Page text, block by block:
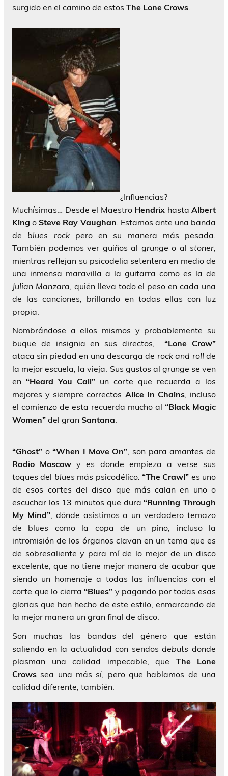
surgido en el camino de estos The Lone Crows
¿Influencias?
Muchísimas… Desde el Maestro Hendrix hasta Albert
King oSteve Ray Vaughan. Estamos ante una banda
de blues rock pero en su manera más pesada.
También podemos ver guiños al grunge o al stoner,
mientras reflejan su psicodelia setentera en medio de
una inmensa maravilla a la guitarra como es la de
Julian Manzara, quién lleva todo el peso en cada una
de las canciones, brillando en todas ellas con luz
propia.
Nombrándose a ellos mismos y probablemente su
buque de insignia en sus directos,“Lone Crow”
ataca sin piedad en una descarga de rock and rollde
la mejor escuela, la vieja. Sus gustos al grunge se ven
en “Heard You Call” un corte que recuerda a los
mejores y siempre correctos Alice In Chains, incluso
el comienzo de esta recuerda mucho al “Black Magic
Women” del gran Santana.
“Ghost” o“When I Move On”, son para amantes de
Radio Moscow y es donde empieza a verse sus
toques del blues más psicodélico. “The Crawl” es uno
de esos cortes del disco que más calan en uno o
escuchar los 13 minutos que dura“Running Through
My Mind”, dónde asistimos a un verdadero temazo
de blues como la copa de un pino, incluso la
intromisión de los órganos clavan en un tema que es
de sobresaliente y para mí de lo mejor de un disco
excelente, que no tiene mejor manera de acabar que
siendo un homenaje a todas las influencias con el
corte que lo cierra“Blues” y pagando por todas esas
glorias que han hecho de este estilo, enmarcando de
la mejor manera un gran final de disco.
Son muchas las bandas del género que están
saliendo en la actualidad con sendosdebutsdonde
plasman una calidad impecable, que The Lone
Crows sea una más sí, pero que hablamos de una
calidad diferente, también.